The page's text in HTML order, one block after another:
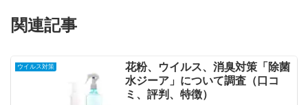
関連記事
ウイルス対策
花粉、ウイルス、消臭対策「除菌
水ジーア」について調査（口コ
ミ、評判、特徴）